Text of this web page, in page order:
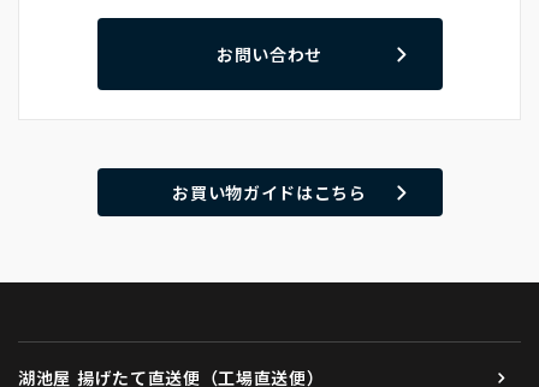
お問い合わせ
お買い物ガイドはこちら
湖池屋 揚げたて直送便（工場直送便）